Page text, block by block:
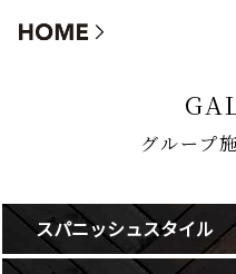
グループ施工ギャラリー
グループ
スパニッシュスタイル